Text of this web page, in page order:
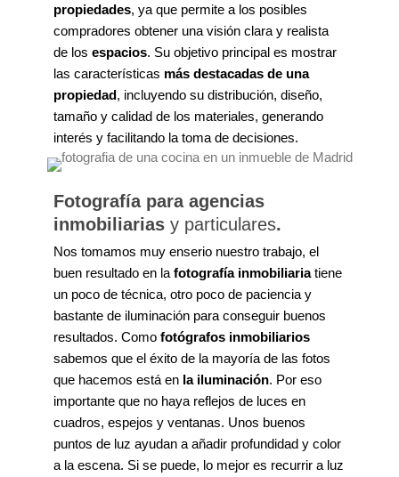
propiedades, ya que permite a los posibles
compradores obtener una visión clara y realista
de los espacios. Su objetivo principal es mostrar
las características más destacadas de una
propiedad, incluyendo su distribución, diseño,
tamaño y calidad de los materiales, generando
interés y facilitando la toma de decisiones.
Fotografía para agencias
inmobiliariasy particulares.
Nos tomamos muy enserio nuestro trabajo, el
buen resultado en la fotografía inmobiliariatiene
un poco de técnica, otro poco de paciencia y
bastante de iluminación para conseguir buenos
resultados. Como fotógrafos inmobiliarios
sabemos que el éxito de la mayoría de las fotos
que hacemos está enla iluminación. Por eso
importante que no haya reflejos de luces en
cuadros, espejos y ventanas. Unos buenos
puntos de luz ayudan a añadir profundidad y color
a la escena. Si se puede, lo mejor es recurrir a luz